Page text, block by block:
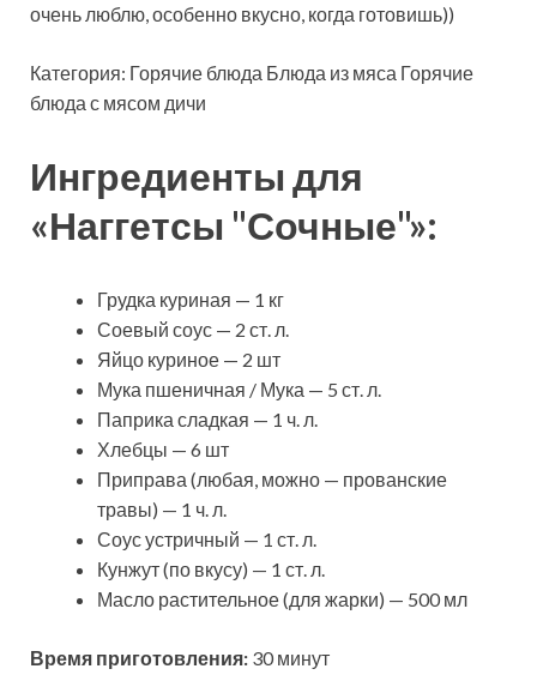
очень люблю, особенно вкусно, когда готовишь))
Категория: Горячие блюда Блюда из мяса Горячие
блюда с мясом дичи
Ингредиенты для
«Наггетсы "Сочные"»:
Грудка куриная — 1 кг
Соевый соус — 2 ст. л.
Яйцо куриное — 2 шт
Мука пшеничная / Мука — 5 ст. л.
Паприка сладкая — 1 ч. л.
Хлебцы — 6 шт
Приправа (любая, можно — прованские
травы) — 1 ч. л.
Соус устричный — 1 ст. л.
Кунжут (по вкусу) — 1 ст. л.
Масло растительное (для жарки) — 500 мл
Время приготовления: 30 минут